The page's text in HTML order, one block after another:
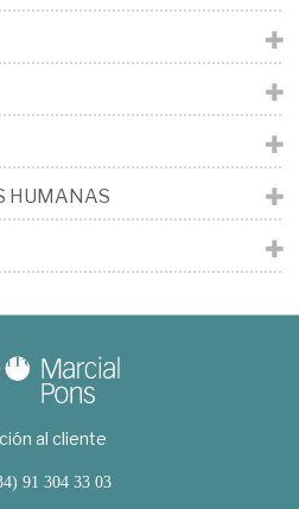
HUMANAS
al cliente
91 304 33 03